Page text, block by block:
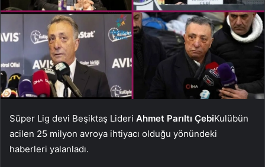
Süper Lig devi Beşiktaş Lideri Ahmet Parıltı ÇebiKulübün
acilen 25 milyon avroya ihtiyacı olduğu yönündeki
haberleri yalanladı.